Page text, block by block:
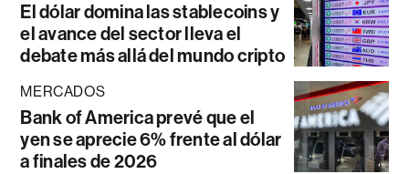
El dólar domina las stablecoins y
el avance del sector lleva el
debate más allá del mundo cripto
MERCADOS
Bank of America prevé que el
yen se aprecie 6% frente al dólar
a finales de 2026